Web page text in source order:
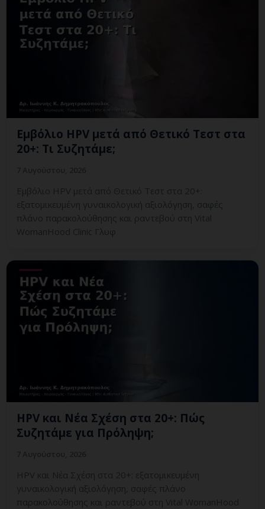
Εμβόλιο HPV μετά από Θετικό Τεστ στα
20+: Τι Συζητάμε;
Εμβόλιο HPV μετά από Θετικό Τεστ στα 20+:
εξατομικευμένη γυναικολογική αξιολόγηση, σαφές
πλάνο παρακολούθησης και ραντεβού στη Vital
WomanHood Clinic Γλυφ
HPV και Νέα Σχέση στα 20+: Πώς
Συζητάμε για Πρόληψη;
HPV και Νέα Σχέση στα 20+: εξατομικευμένη
γυναικολογική αξιολόγηση, σαφές πλάνο
παρακολούθησης και ραντεβού στη Vital WomanHood